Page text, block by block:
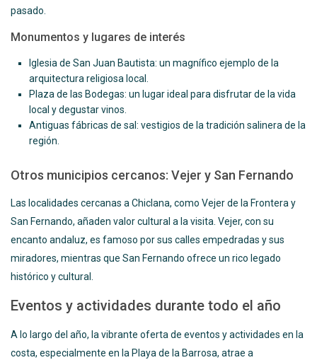
pasado.
Monumentos y lugares de interés
Iglesia de San Juan Bautista: un magnífico ejemplo de la
arquitectura religiosa local.
Plaza de las Bodegas: un lugar ideal para disfrutar de la vida
local y degustar vinos.
Antiguas fábricas de sal: vestigios de la tradición salinera de la
región.
Otros municipios cercanos: Vejer y San Fernando
Las localidades cercanas a Chiclana, como Vejer de la Frontera y
San Fernando, añaden valor cultural a la visita. Vejer, con su
encanto andaluz, es famoso por sus calles empedradas y sus
miradores, mientras que San Fernando ofrece un rico legado
histórico y cultural.
Eventos y actividades durante todo el año
A lo largo del año, la vibrante oferta de eventos y actividades en la
costa, especialmente en la Playa de la Barrosa, atrae a